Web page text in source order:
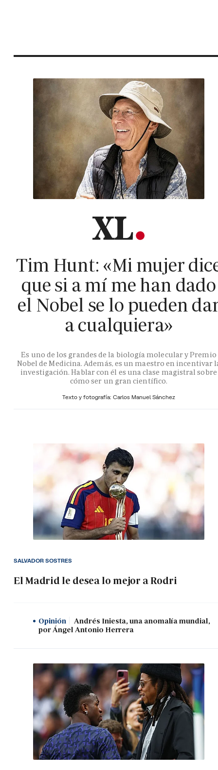
Tim Hunt: «Mi mujer
que si a mí me han dado
el Nobel se lo pueden
a cualquiera»
Es uno de los grandes de la biología molecular y Premio
Nobel de Medicina. Además, es un maestro en incentivar
investigación. Hablar con él es una clase magistral sobre
cómo ser un gran científico.
Texto y fotografía: Carlos Manuel Sánchez
El Madrid le desea lo mejor a Rodri
SALVADOR SOSTRES
Opinión
Andrés Iniesta, una anomalía mundial,
por Ángel Antonio Herrera